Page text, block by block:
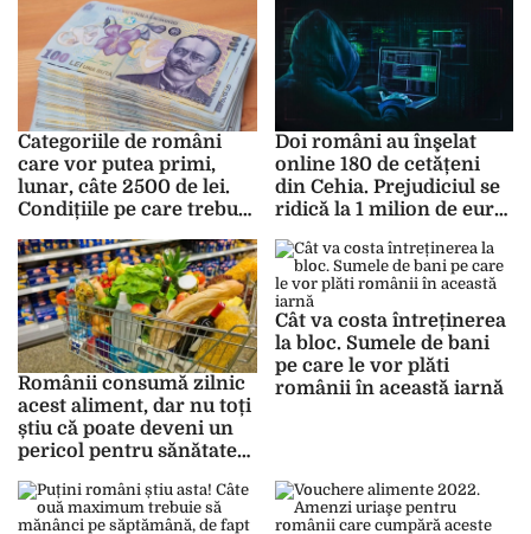
Categoriile de români
care vor putea primi,
lunar, câte 2500 de lei.
Condițiile pe care trebuie
Doi români au înşelat
online 180 de cetățeni
din Cehia. Prejudiciul se
ridică la 1 milion de euro.
Românii consumă zilnic
acest aliment, dar nu toți
știu că poate deveni un
pericol pentru sănătate!
declanșa o boală gravă
Cât va costa întreținerea
la bloc. Sumele de bani
pe care le vor plăti
românii în această iarnă